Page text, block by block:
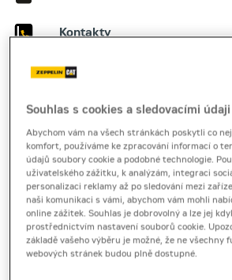
Kontakty
Souhlas s cookies a sledovacími údaji
Abychom vám na všech stránkách poskytli co
komfort, používáme ke zpracování informací o
údajů soubory cookie a podobné technologie.
uživatelského zážitku, k analýzám, integraci
personalizaci reklamy až po sledování mezi
naši komunikaci s vámi, abychom vám mohli
online zážitek. Souhlas je dobrovolný a lze jej
prostřednictvím nastavení souborů cookie.
základě vašeho výběru je možné, že ne všechny
webových stránek budou plně dostupné.